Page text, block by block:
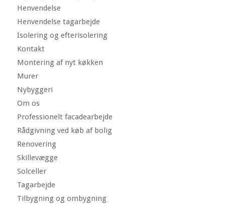
Henvendelse
Henvendelse tagarbejde
Isolering og efterisolering
Kontakt
Montering af nyt køkken
Murer
Nybyggeri
Om os
Professionelt facadearbejde
Rådgivning ved køb af bolig
Renovering
Skillevægge
Solceller
Tagarbejde
Tilbygning og ombygning